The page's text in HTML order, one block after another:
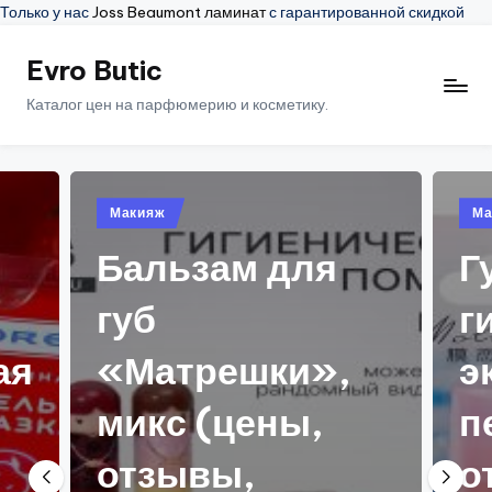
Только у насJoss Beaumont ламинатс гарантированной скидкой
ПерейтиEvro Butic
Каталог цен на парфюмерию и косметику.
для
в
Губная помада
гигиеническая
экстрактом
персика
отзывы,